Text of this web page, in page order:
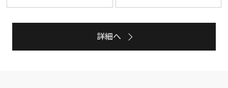
詳細へ